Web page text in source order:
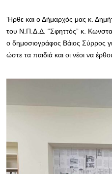
‘Ηρθε και ο Δήμαρχός μας κ.
του Ν.Π.Δ.Δ. “Σφηττός” κ.
ο δημοσιογράφος Βάιος Σύρρος
ώστε τα παιδιά και οι νέοι να